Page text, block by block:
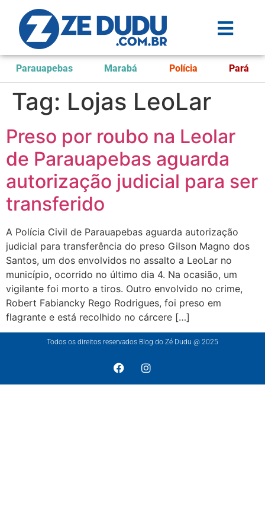
Parauapebas Marabá Polícia Pará
Tag: Lojas LeoLar
Preso por roubo na Leolar
de Parauapebas aguarda
autorização judicial para ser
transferido
A Polícia Civil de Parauapebas aguarda autorização
judicial para transferência do preso Gilson Magno dos
Santos, um dos envolvidos no assalto a LeoLar no
município, ocorrido no último dia 4. Na ocasião, um
vigilante foi morto a tiros. Outro envolvido no crime,
Robert Fabiancky Rego Rodrigues, foi preso em
flagrante e está recolhido no cárcere […]
Todos os direitos reservados Blog do Zé Dudu @ 2025